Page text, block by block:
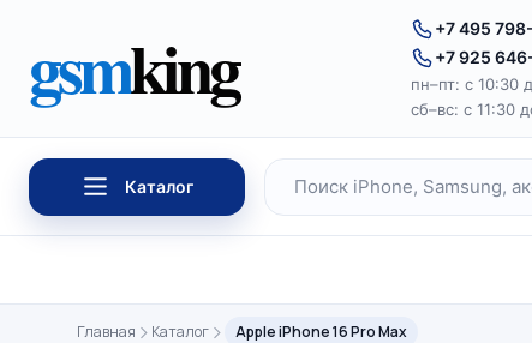
gsmking
+7 495
+7 925
пн–пт: с 10:30
сб–вс: с 11:30
Каталог
Поиск по каталогу
Главная Каталог Apple iPhone 16 Pro Max